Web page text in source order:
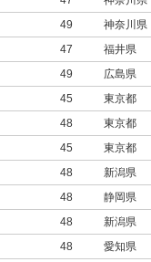
49 神奈川県
47 福井県
49 広島県
45 東京都
48 東京都
45 東京都
48 新潟県
48 静岡県
48 新潟県
48 愛知県